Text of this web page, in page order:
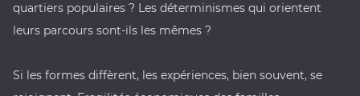
quartiers populaires ? Les déterminismes qui orientent
leurs parcours sont-ils les mêmes ?
Si les formes diffèrent, les expériences, bien souvent, se